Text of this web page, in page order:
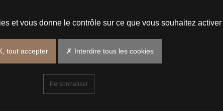
et vous donne le contrôle sur ce que vous souhaitez activer
tout accepter ✗ Interdire tous les cookies
Personnaliser